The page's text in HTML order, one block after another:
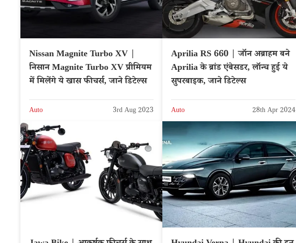
Nissan Magnite Turbo XV |
निसान Magnite Turbo XV प्रीमियम
में मिलेंगे ये खास फीचर्स, जाने डिटेल्स
Auto 3rd Aug 2023
Aprilia RS 660 | जॉन अब्राहम बने
Aprilia के ब्रांड एंबेसडर, लॉन्च हुई ये
सुपरबाइक, जाने डिटेल्स
Auto 28th Apr 2024